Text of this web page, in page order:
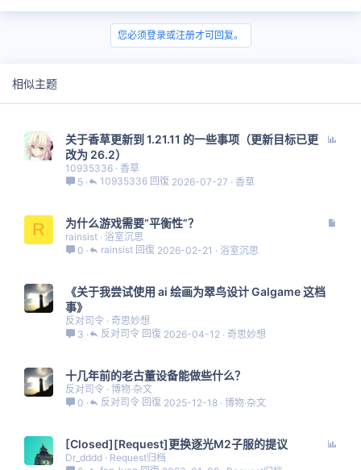
您必须登录或注册才可回复。
相似主题
关于香草更新到 1.21.11 的一些事项（更新目标已更
改为 26.2）
10935336 香草
5
香草
2026-07-27
10935336
R 为什么游戏需要“平衡性”？
rainsist
浴室沉思
0
浴室沉思
2026-02-21
rainsist
《关于我尝试使用 ai 绘画为翠鸟设计 Galgame 这档
事》
反对司令 奇思妙想
3
奇思妙想
2026-04-12
反对司令
十几年前的老古董设备能做些什么？
反对司令 博物·杂文
0
博物·杂文
2025-12-18
反对司令
[Closed][Request]更换逐光M2子服的提议
Dr_dddd
Request归档